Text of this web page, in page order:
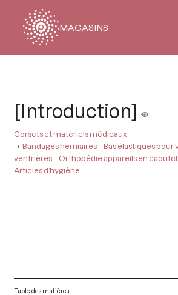
MAGASINS
[Introduction]
Corsets et matériels médicaux
Bandages herniaires – Bas élastiques pour
ventrières – Orthopédie appareils en
Articles d’hygiène
Table des matières